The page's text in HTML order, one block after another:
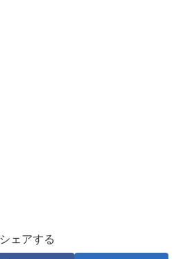
シェアする